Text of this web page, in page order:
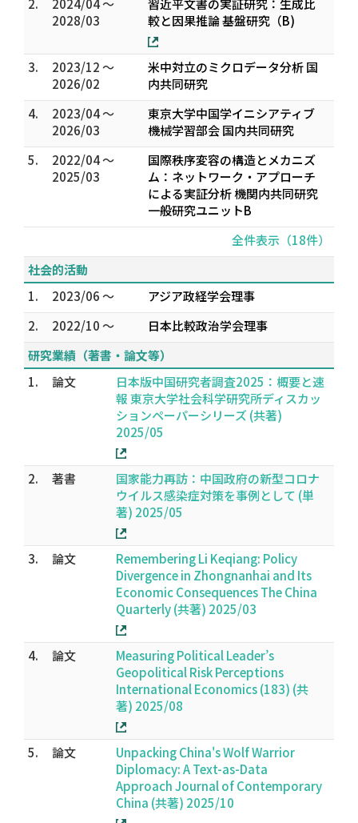
2.
2024/04 ～
2028/03
習近平文書の実証研究：生成比
較と因果推論 基盤研究（B)
3.
2023/12 ～
2026/02
米中対立のミクロデータ分析 国
内共同研究
4.
2023/04 ～
2026/03
東京大学中国学イニシアティブ
機械学習部会 国内共同研究
5.
2022/04 ～
2025/03
国際秩序変容の構造とメカニズ
ム：ネットワーク・アプローチ
による実証分析 機関内共同研究
一般研究ユニットB
全件表示（18件）
社会的活動
1.
2023/06 ～
アジア政経学会理事
2.
2022/10 ～
日本比較政治学会理事
研究業績（著書・論文等）
1.
論文
日本版中国研究者調査2025：概要と速
報 東京大学社会科学研究所ディスカッ
ションペーパーシリーズ (共著)
2025/05
2. 著書
国家能力再訪：中国政府の新型コロナ
ウイルス感染症対策を事例として (単
著) 2025/05
3. 論文
Remembering Li Keqiang: Policy
Divergence in Zhongnanhai and Its
Economic Consequences The China
Quarterly (共著) 2025/03
4. 論文
Measuring Political Leader’s
Geopolitical Risk Perceptions
International Economics (183) (共
著) 2025/08
5. 論文
Unpacking China's Wolf Warrior
Diplomacy: A Text-as-Data
Approach Journal of Contemporary
China (共著) 2025/10